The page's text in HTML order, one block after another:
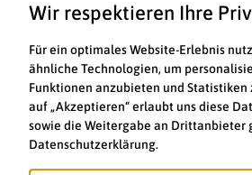
Anzahl Personen*
Please leave this field empty.
Please leave this field empty.
Ich habe dieDatenschutzerklärung
Wir respektieren Ihre
Für ein optimales Website-Erlebnis
ähnliche Technologien, um
Funktionen anzubieten und Statistiken
auf „Akzeptieren“ erlaubt uns diese
sowie die Weitergabe an Drittanbieter
Datenschutzerklärung.